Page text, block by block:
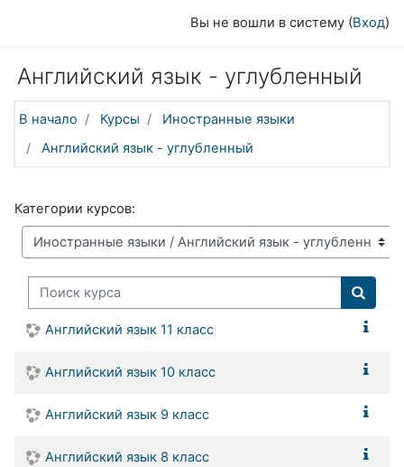
Вы не вошли в систему (Вход)
Английский язык - углубленный
В начало Курсы
Иностранные языки
Английский язык - углубленный
Категории курсов:
Поиск курса
Поиск
Английский язык 11 класс
Английский язык 10 класс
Английский язык 9 класс
Английский язык 8 класс